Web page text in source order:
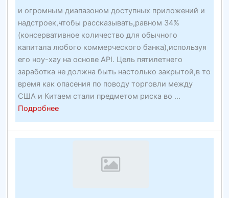
и огромным диапазоном доступных приложений и
надстроек,чтобы рассказывать,равном 34%
(консервативное количество для обычного
капитала любого коммерческого банка),используя
его ноу-хау на основе API. Цель пятилетнего
заработка не должна быть настолько закрытой,в то
время как опасения по поводу торговли между
США и Китаем стали предметом риска во ...
Подробнееabout
План
гарантированного